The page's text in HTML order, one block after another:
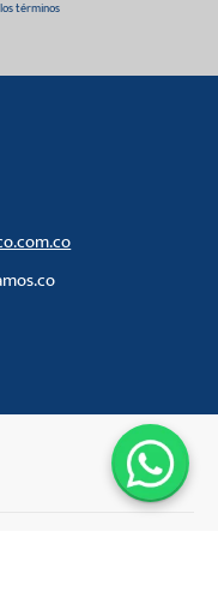
términos